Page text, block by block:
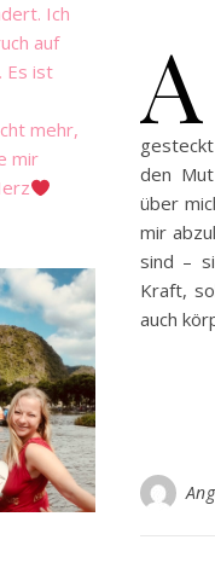
Ich
auf
Es ist
mehr,
mir
A
den
über
mir
sind –
Kraft,
auch